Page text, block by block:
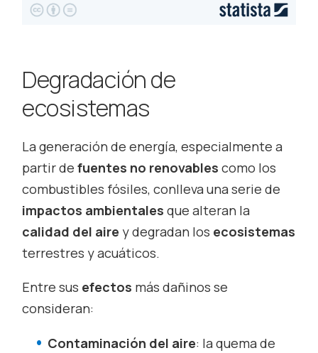
Degradación de
ecosistemas
La generación de energía, especialmente a
partir defuentes no renovablescomo los
combustibles fósiles, conlleva una serie de
impactos ambientales que alteran la
calidad del aire y degradan los ecosistemas
terrestres y acuáticos.
Entre sus efectos más dañinos se
consideran:
Contaminación del aire: la quema de